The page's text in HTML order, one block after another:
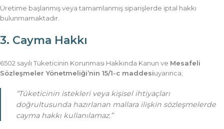
Üretime başlanmış veya tamamlanmış siparişlerde iptal hakkı
bulunmamaktadır.
3. Cayma Hakkı
6502 sayılı Tüketicinin Korunması Hakkında Kanun ve Mesafeli
Sözleşmeler Yönetmeliği’nin 15/1-c maddesiuyarınca;
“Tüketicinin istekleri veya kişisel ihtiyaçları
doğrultusunda hazırlanan mallara ilişkin sözleşmelerde
cayma hakkı kullanılamaz.”